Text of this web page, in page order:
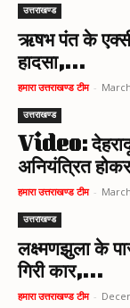
उत्तराखण्ड
ऋषभ पंत के
हादसा,...
हमारा उत्तराखण्ड टीम -
उत्तराखण्ड
Video:
अनियंत्रित
हमारा उत्तराखण्ड टीम -
उत्तराखण्ड
लक्ष्मणझुला के
गिरी कार,...
हमारा उत्तराखण्ड टीम -